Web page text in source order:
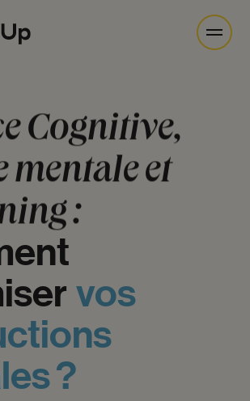
Cognitive,
mentaleet
:
vos
?